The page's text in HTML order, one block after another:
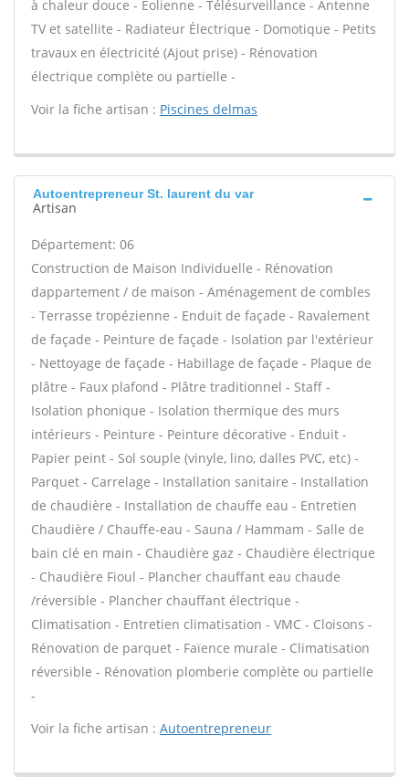
à chaleur douce - Eolienne - Télésurveillance - Antenne
TV et satellite - Radiateur Électrique - Domotique - Petits
travaux en électricité (Ajout prise) - Rénovation
électrique complète ou partielle -
Voir la fiche artisan : Piscines delmas
Autoentrepreneur St. laurent du var
Artisan
Département: 06
Construction de Maison Individuelle - Rénovation
dappartement / de maison - Aménagement de combles
- Terrasse tropézienne - Enduit de façade - Ravalement
de façade - Peinture de façade - Isolation par l'extérieur
- Nettoyage de façade - Habillage de façade - Plaque de
plâtre - Faux plafond - Plâtre traditionnel - Staff -
Isolation phonique - Isolation thermique des murs
intérieurs - Peinture - Peinture décorative - Enduit -
Papier peint - Sol souple (vinyle, lino, dalles PVC, etc) -
Parquet - Carrelage - Installation sanitaire - Installation
de chaudière - Installation de chauffe eau - Entretien
Chaudière / Chauffe-eau - Sauna / Hammam - Salle de
bain clé en main - Chaudière gaz - Chaudière électrique
- Chaudière Fioul - Plancher chauffant eau chaude
/réversible - Plancher chauffant électrique -
Climatisation - Entretien climatisation - VMC - Cloisons -
Rénovation de parquet - Faïence murale - Climatisation
réversible - Rénovation plomberie complète ou partielle
-
Voir la fiche artisan : Autoentrepreneur